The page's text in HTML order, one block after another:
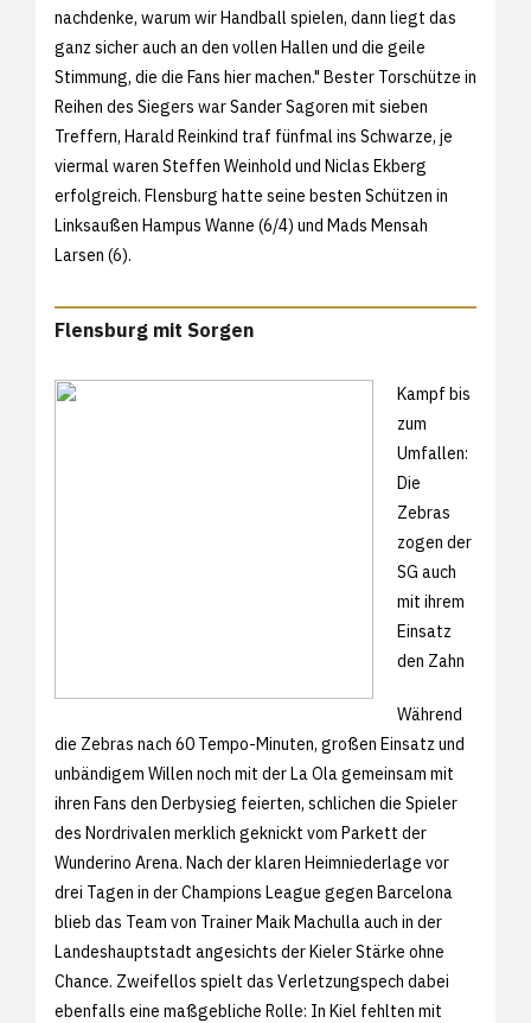
nachdenke, warum wir Handball spielen, dann liegt das
ganz sicher auch an den vollen Hallen und die geile
Stimmung, die die Fans hier machen." Bester Torschütze in
Reihen des Siegers war Sander Sagoren mit sieben
Treffern, Harald Reinkind traf fünfmal ins Schwarze, je
viermal waren Steffen Weinhold und Niclas Ekberg
erfolgreich. Flensburg hatte seine besten Schützen in
Linksaußen Hampus Wanne (6/4) und Mads Mensah
Larsen (6).
Flensburg mit Sorgen
Kampf bis
zum
Umfallen:
Die
Zebras
zogen der
SG auch
mit ihrem
Einsatz
den Zahn
Während
die Zebras nach 60 Tempo-Minuten, großen Einsatz und
unbändigem Willen noch mit der La Ola gemeinsam mit
ihren Fans den Derbysieg feierten, schlichen die Spieler
des Nordrivalen merklich geknickt vom Parkett der
Wunderino Arena. Nach der klaren Heimniederlage vor
drei Tagen in der Champions League gegen Barcelona
blieb das Team von Trainer Maik Machulla auch in der
Landeshauptstadt angesichts der Kieler Stärke ohne
Chance. Zweifellos spielt das Verletzungspech dabei
ebenfalls eine maßgebliche Rolle: In Kiel fehlten mit